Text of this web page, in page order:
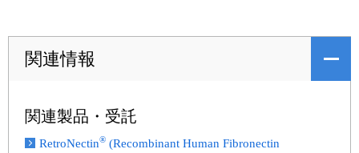
関連情報
関連製品・受託
RetroNectin® (Recombinant Human Fibronectin